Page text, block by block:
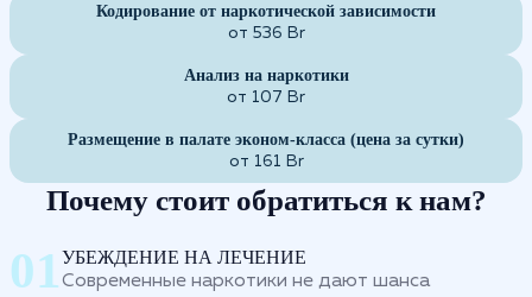
Кодирование от наркотической зависимости
от 536 Br
Анализ на наркотики
от 107 Br
Размещение в палате эконом-класса (цена за сутки)
от 161 Br
Почему стоит обратиться к нам?
УБЕЖДЕНИЕ НА ЛЕЧЕНИЕ
Современные наркотики не дают шанса